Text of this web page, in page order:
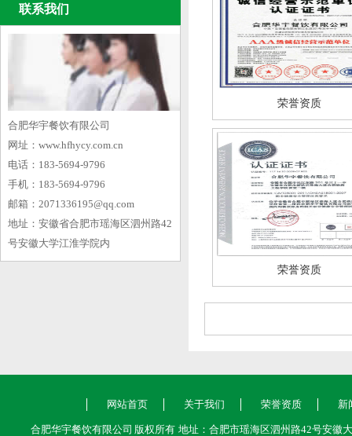
联系我们
合肥华宇餐饮有限公司
网址：www.hfhycy.com.cn
电话：183-5694-9796
手机：183-5694-9796
邮箱：2071336195@qq.com
地址：安徽省合肥市瑶海区泗州路42
号安徽大学江淮学院内
荣誉资质
荣誉资质
网站首页 关于我们 荣誉资质 新
合肥华宇餐饮有限公司 版权所有 地址：合肥市瑶海区泗州路42号安徽